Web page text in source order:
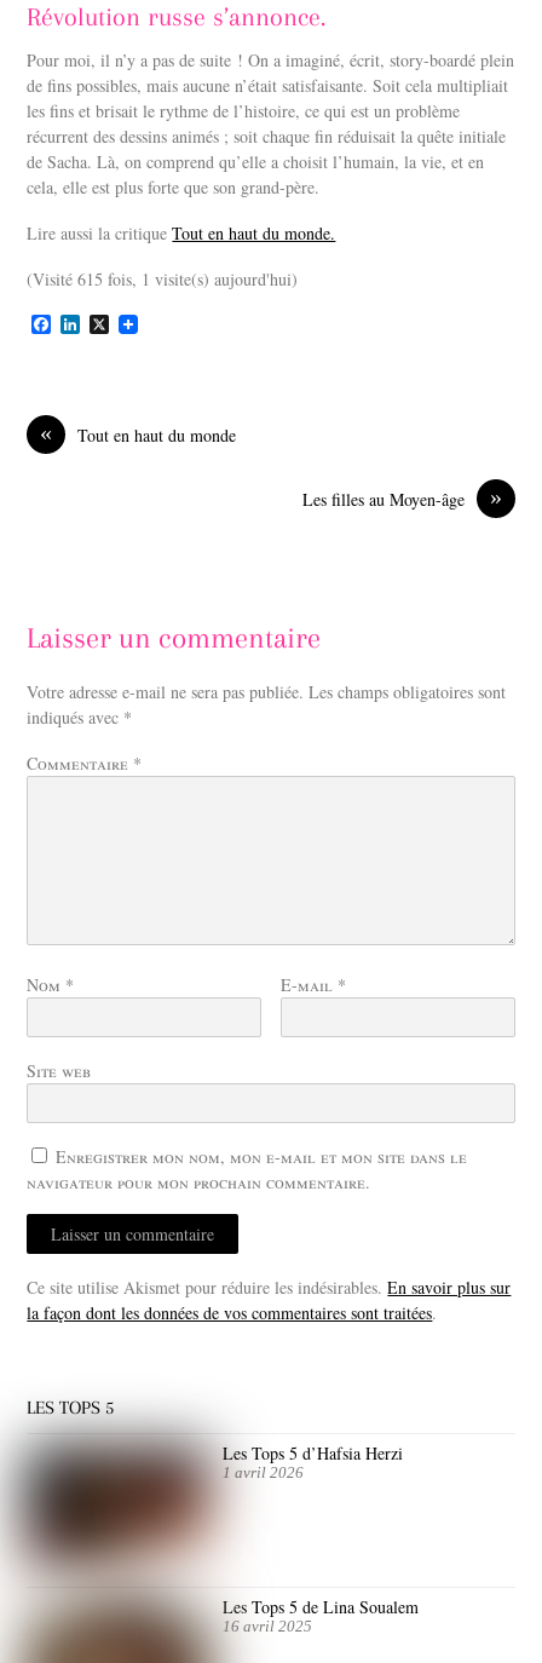
Révolution russe s’annonce.
Pour moi, il n’y a pas de suite ! On a imaginé, écrit, story-boardé plein
de fins possibles, mais aucune n’était satisfaisante. Soit cela multipliait
les fins et brisait le rythme de l’histoire, ce qui est un problème
récurrent des dessins animés ; soit chaque fin réduisait la quête initiale
de Sacha. Là, on comprend qu’elle a choisit l’humain, la vie, et en
cela, elle est plus forte que son grand-père.
Lire aussi la critiqueTout en haut du monde.
(Visité 615 fois, 1 visite(s) aujourd'hui)
F
o
o
k
L
I
X
« Tout en haut du monde
»
Les filles au Moyen-âge
Laisser un commentaire
Votre adresse e-mail ne sera pas publiée. Les champs obligatoires sont
indiqués avec *
Commentaire *
Nom * E-mail *
Site web
Enregistrer mon nom, mon e-mail et mon site dans le
navigateur pour mon prochain commentaire.
Ce site utilise Akismet pour réduire les indésirables.En savoir plus sur
la façon dont les données de vos commentaires sont traitées.
LES TOPS 5
Les Tops 5 d’Hafsia Herzi
1 avril 2026
Les Tops 5 de Lina Soualem
16 avril 2025